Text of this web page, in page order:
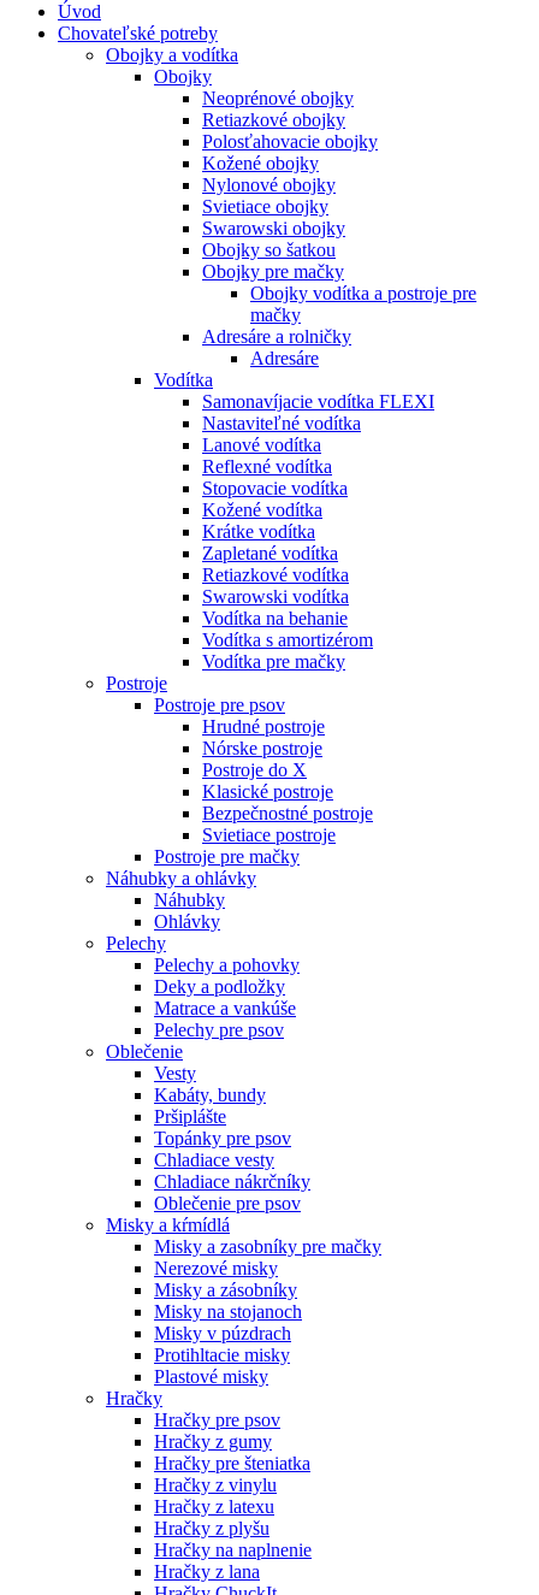
Úvod
Chovateľské potreby
Obojky a vodítka
Obojky
Neoprénové obojky
Retiazkové obojky
Polosťahovacie obojky
Kožené obojky
Nylonové obojky
Svietiace obojky
Swarowski obojky
Obojky so šatkou
Obojky pre mačky
Obojky vodítka a postroje pre
mačky
Adresáre a rolničky
Adresáre
Vodítka
Samonavíjacie vodítka FLEXI
Nastaviteľné vodítka
Lanové vodítka
Reflexné vodítka
Stopovacie vodítka
Kožené vodítka
Krátke vodítka
Zapletané vodítka
Retiazkové vodítka
Swarowski vodítka
Vodítka na behanie
Vodítka s amortizérom
Vodítka pre mačky
Postroje
Postroje pre psov
Hrudné postroje
Nórske postroje
Postroje do X
Klasické postroje
Bezpečnostné postroje
Svietiace postroje
Postroje pre mačky
Náhubky a ohlávky
Náhubky
Ohlávky
Pelechy
Pelechy a pohovky
Deky a podložky
Matrace a vankúše
Pelechy pre psov
Oblečenie
Vesty
Kabáty, bundy
Pršiplášte
Topánky pre psov
Chladiace vesty
Chladiace nákrčníky
Oblečenie pre psov
Misky a kŕmídlá
Misky a zasobníky pre mačky
Nerezové misky
Misky a zásobníky
Misky na stojanoch
Misky v púzdrach
Protihltacie misky
Plastové misky
Hračky
Hračky pre psov
Hračky z gumy
Hračky pre šteniatka
Hračky z vinylu
Hračky z latexu
Hračky z plyšu
Hračky na naplnenie
Hračky z lana